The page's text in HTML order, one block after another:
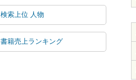
検索上位 人物
書籍売上ランキング